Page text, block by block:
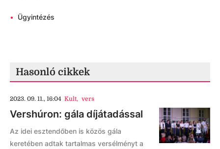
• Ügyintézés
Hasonló cikkek
2023. 09. 11., 16:04 Kult, vers
Vershúron: gála díjátadással
Az idei esztendőben is közös gála
keretében adtak tartalmas versélményt a